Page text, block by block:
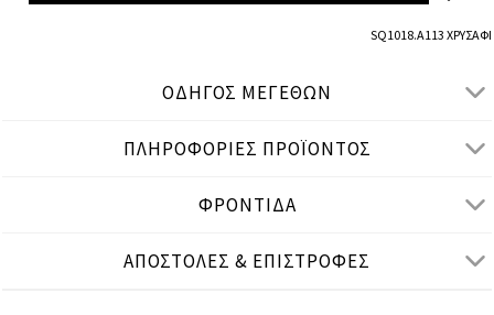
SQ1018.A113 ΧΡΥΣΑΦΙ
ΟΔΗΓΟΣ ΜΕΓΕΘΩΝ
ΠΛΗΡΟΦΟΡΙΕΣ ΠΡΟΪΟΝΤΟΣ
ΦΡΟΝΤΙΔΑ
ΑΠΟΣΤΟΛΕΣ & ΕΠΙΣΤΡΟΦΕΣ